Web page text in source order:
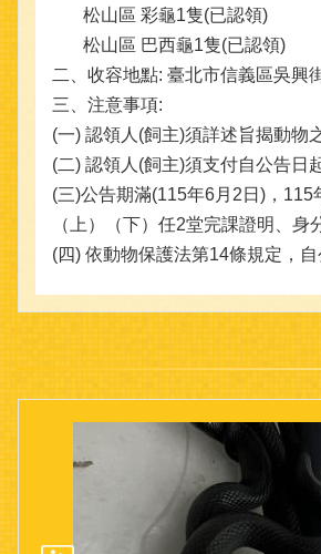
松山區 彩龜1隻(已認領)
松山區 巴西龜1隻(已認領)
二、收容地點: 臺北市信義區吳興
三、注意事項:
(一) 認領人(飼主)須詳述旨揭動物
(二) 認領人(飼主)須支付自公告日
(三)公告期滿(115年6月2日)，
（上）（下）任2堂完課證明、
(四) 依動物保護法第14條規定，